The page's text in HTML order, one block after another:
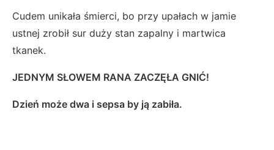
Cudem unikała śmierci, bo przy upałach w jamie
ustnej zrobił sur duży stan zapalny i martwica
tkanek.
JEDNYM SŁOWEM RANA ZACZĘŁA GNIĆ!
Dzień może dwa i sepsa by ją zabiła.